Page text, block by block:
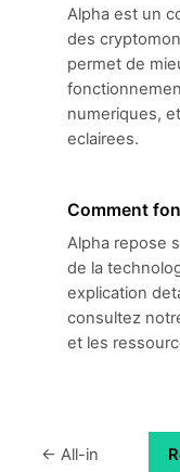
Alpha est un
des
permet de
numeriques,
eclairees.
Comment
Alpha repose
de la
explication
consultez
et les
← All-in